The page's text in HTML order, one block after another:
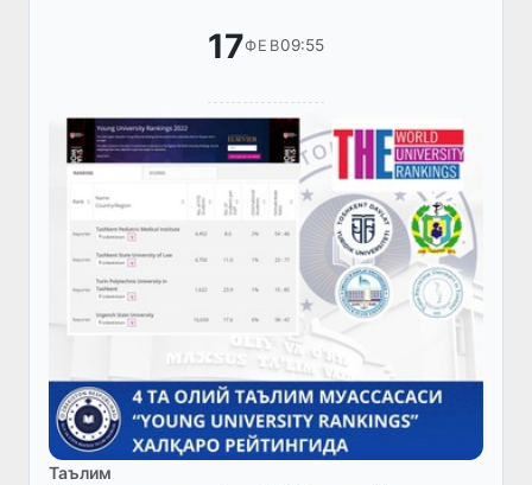
17ФЕВ09:55
Таълим